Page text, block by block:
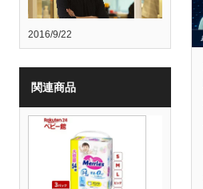
2016/9/22
関連商品